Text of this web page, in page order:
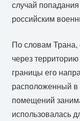
случай
российским
По словам Трана,
через
границы его
расположенный в
помещений
использовалась